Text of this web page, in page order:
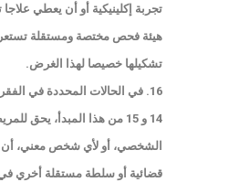
تجربة إكلينيكية أو أن يعطي علاجا
هيئة فحص مختصة ومستقلة
تشكيلها خصيصا لهذا الغرض.
14 و 15 من هذا المبدأ، يحق
الشخصي، أو لأي شخص معني، أن
قضائية أو سلطة مستقلة أخري